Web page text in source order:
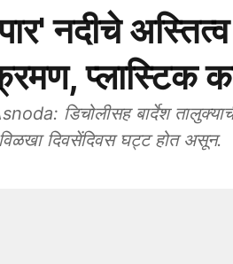
नदीचे
प्लास्टिक
डिचोलीसह बार्देश तालुक्याची
दिवसेंदिवस घट्ट होत असून.